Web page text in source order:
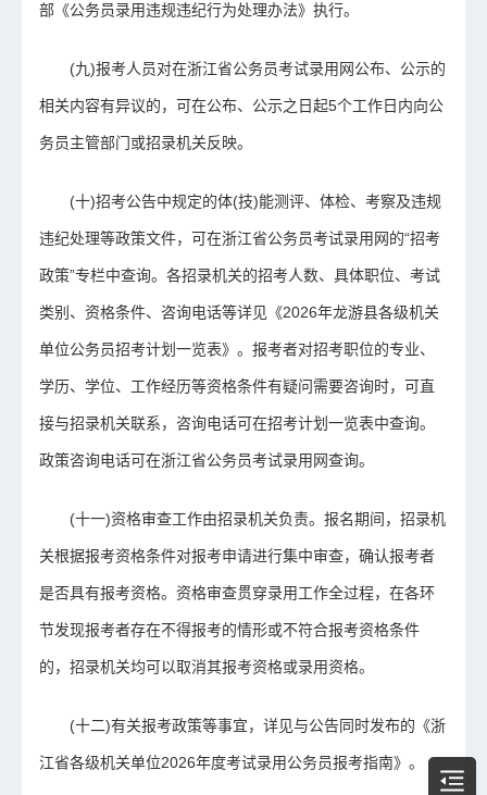
部《公务员录用违规违纪行为处理办法》执行。
(九)报考人员对在浙江省公务员考试录用网公布、公示的
相关内容有异议的，可在公布、公示之日起5个工作日内向公
务员主管部门或招录机关反映。
(十)招考公告中规定的体(技)能测评、体检、考察及违规
违纪处理等政策文件，可在浙江省公务员考试录用网的“招考
政策”专栏中查询。各招录机关的招考人数、具体职位、考试
类别、资格条件、咨询电话等详见《2026年龙游县各级机关
单位公务员招考计划一览表》。报考者对招考职位的专业、
学历、学位、工作经历等资格条件有疑问需要咨询时，可直
接与招录机关联系，咨询电话可在招考计划一览表中查询。
政策咨询电话可在浙江省公务员考试录用网查询。
(十一)资格审查工作由招录机关负责。报名期间，招录机
关根据报考资格条件对报考申请进行集中审查，确认报考者
是否具有报考资格。资格审查贯穿录用工作全过程，在各环
节发现报考者存在不得报考的情形或不符合报考资格条件
的，招录机关均可以取消其报考资格或录用资格。
(十二)有关报考政策等事宜，详见与公告同时发布的《浙
江省各级机关单位2026年度考试录用公务员报考指南》。